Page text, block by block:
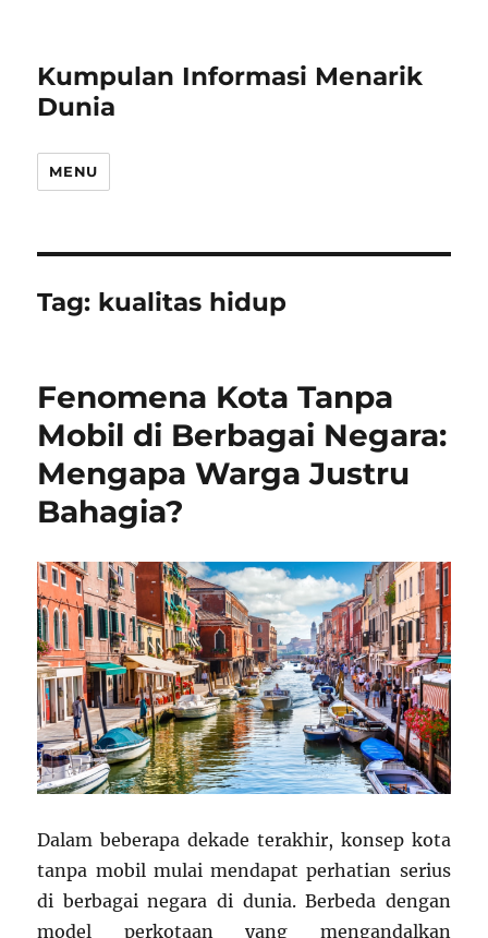
Kumpulan Informasi Menarik
Dunia
MENU
Tag: kualitas hidup
Fenomena Kota Tanpa
Mobil di Berbagai Negara:
Mengapa Warga Justru
Bahagia?
Dalam beberapa dekade terakhir, konsep kota
tanpa mobil mulai mendapat perhatian serius
di berbagai negara di dunia. Berbeda dengan
model perkotaan yang mengandalkan